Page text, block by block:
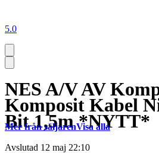
5.0
NES A/V AV
Komposit Kabel
Bit 1,5m *NYTT*
Avslutad 12 maj 22:10
Mer från säljarenVisa alla